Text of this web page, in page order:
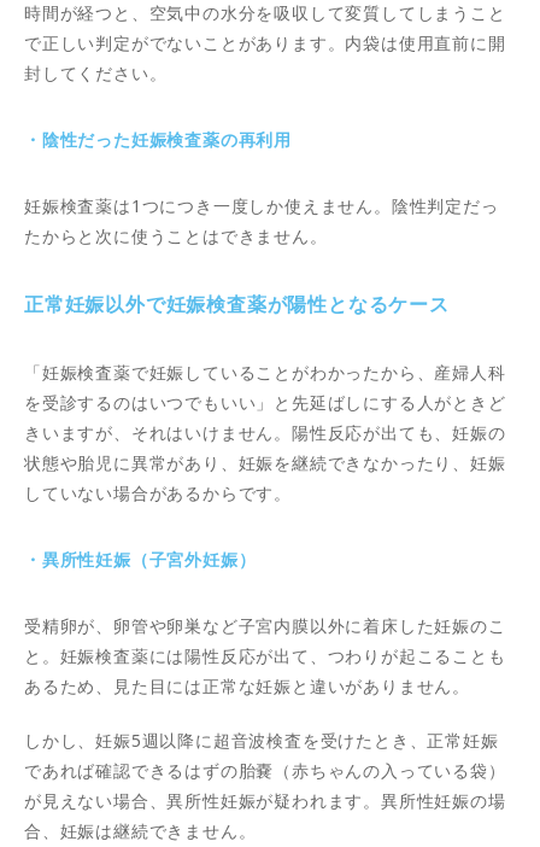
時間が経つと、空気中の水分を吸収して変質してしまうこと
で正しい判定がでないことがあります。内袋は使用直前に開
封してください。
・陰性だった妊娠検査薬の再利用
妊娠検査薬は1つにつき一度しか使えません。陰性判定だっ
たからと次に使うことはできません。
正常妊娠以外で妊娠検査薬が陽性となるケース
「妊娠検査薬で妊娠していることがわかったから、産婦人科
を受診するのはいつでもいい」と先延ばしにする人がときど
きいますが、それはいけません。陽性反応が出ても、妊娠の
状態や胎児に異常があり、妊娠を継続できなかったり、妊娠
していない場合があるからです。
・異所性妊娠（子宮外妊娠）
受精卵が、卵管や卵巣など子宮内膜以外に着床した妊娠のこ
と。妊娠検査薬には陽性反応が出て、つわりが起こることも
あるため、見た目には正常な妊娠と違いがありません。
しかし、妊娠5週以降に超音波検査を受けたとき、正常妊娠
であれば確認できるはずの胎嚢（赤ちゃんの入っている袋）
が見えない場合、異所性妊娠が疑われます。異所性妊娠の場
合、妊娠は継続できません。